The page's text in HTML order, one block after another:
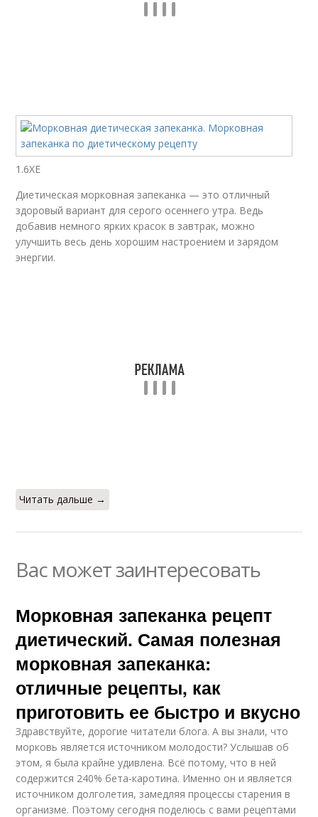
1.6ХЕ
Диетическая морковная запеканка — это отличный
здоровый вариант для серого осеннего утра. Ведь
добавив немного ярких красок в завтрак, можно
улучшить весь день хорошим настроением и зарядом
энергии.
Читать дальше →
Вас может заинтересовать
Морковная запеканка рецепт
диетический. Самая полезная
морковная запеканка:
отличные рецепты, как
приготовить ее быстро и вкусно
Здравствуйте, дорогие читатели блога. А вы знали, что
морковь является источником молодости? Услышав об
этом, я была крайне удивлена. Всё потому, что в ней
содержится 240% бета-каротина. Именно он и является
источником долголетия, замедляя процессы старения в
организме. Поэтому сегодня поделюсь с вами рецептами